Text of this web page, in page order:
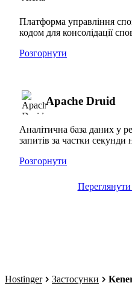
Платформа управління
кодом для консолідації
Розгорнути
Apache Druid
Аналітична база даних у
запитів за частки
Розгорнути
Переглянути
Hostinger Застосунки